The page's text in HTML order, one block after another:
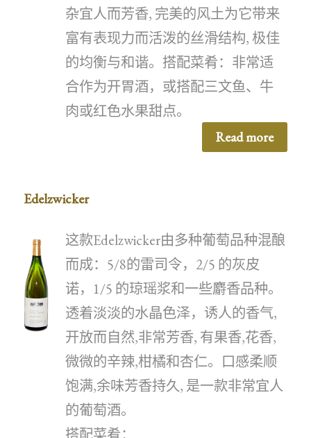
杂宜人而芳香, 完美的风土为它带来
富有表现力而活泼的丝滑结构, 极佳
的均衡与和谐。搭配菜肴：非常适
合作为开胃酒，或搭配三文鱼、牛
肉或红色水果甜点。
Read more
Edelzwicker
这款Edelzwicker由多种葡萄品种混酿
而成：5/8的雷司令，2/5 的灰皮
诺，1/5 的琼瑶浆和一些麝香品种。
透着淡淡的水晶色泽，诱人的香气,
开放而自然,非常芳香, 有果香,花香,
微微的辛辣,柑橘和杏仁。口感柔顺
饱满,余味芳香持久, 是一款非常宜人
的葡萄酒。
搭配菜肴：